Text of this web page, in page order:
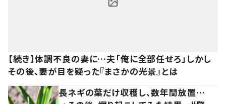
【続き】体調不良の妻に…夫「俺に全部任せろ」しかし
その後、妻が目を疑った『まさかの光景』とは
長ネギの葉だけ収穫し、数年間放置…